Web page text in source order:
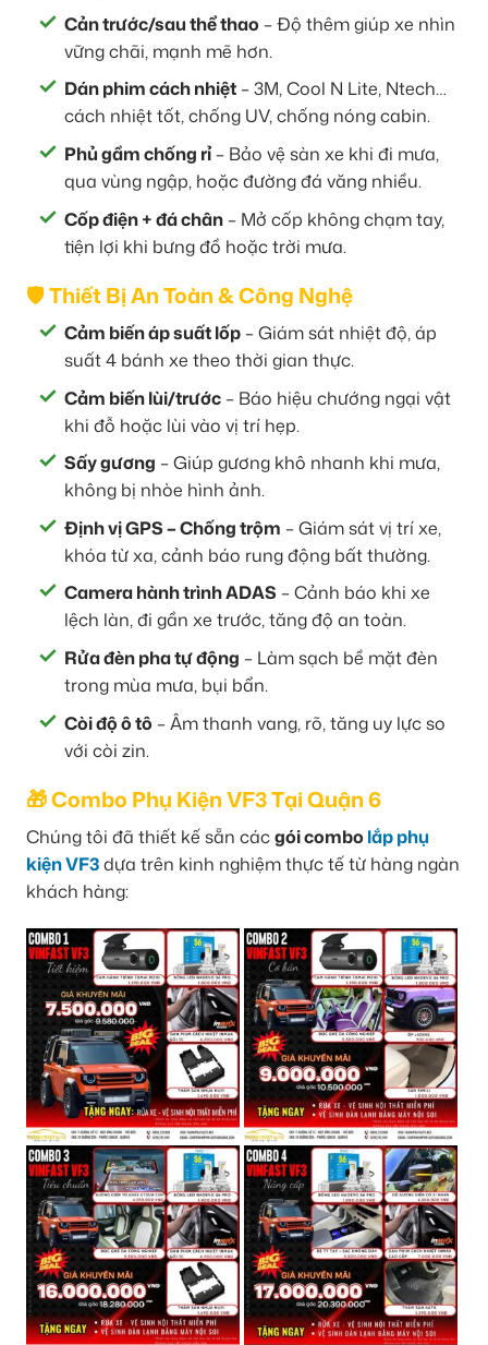
Cản trước/sau thể thao – Độ thêm giúp xe nhìn
vững chãi, mạnh mẽ hơn.
Dán phim cách nhiệt – 3M, Cool N Lite, Ntech…
cách nhiệt tốt, chống UV, chống nóng cabin.
Phủ gầm chống rỉ – Bảo vệ sàn xe khi đi mưa,
qua vùng ngập, hoặc đường đá văng nhiều.
Cốp điện + đá chân – Mở cốp không chạm tay,
tiện lợi khi bưng đồ hoặc trời mưa.
🛡️ Thiết Bị An Toàn & Công Nghệ
Cảm biến áp suất lốp – Giám sát nhiệt độ, áp
suất 4 bánh xe theo thời gian thực.
Cảm biến lùi/trước – Báo hiệu chướng ngại vật
khi đỗ hoặc lùi vào vị trí hẹp.
Sấy gương – Giúp gương khô nhanh khi mưa,
không bị nhòe hình ảnh.
Định vị GPS – Chống trộm – Giám sát vị trí xe,
khóa từ xa, cảnh báo rung động bất thường.
Camera hành trình ADAS – Cảnh báo khi xe
lệch làn, đi gần xe trước, tăng độ an toàn.
Rửa đèn pha tự động – Làm sạch bề mặt đèn
trong mùa mưa, bụi bẩn.
Còi độ ô tô – Âm thanh vang, rõ, tăng uy lực so
với còi zin.
🎁 Combo Phụ Kiện VF3 Tại Quận 6
Chúng tôi đã thiết kế sẵn cácgói combo lắp phụ
kiện VF3dựa trên kinh nghiệm thực tế từ hàng ngàn
khách hàng: